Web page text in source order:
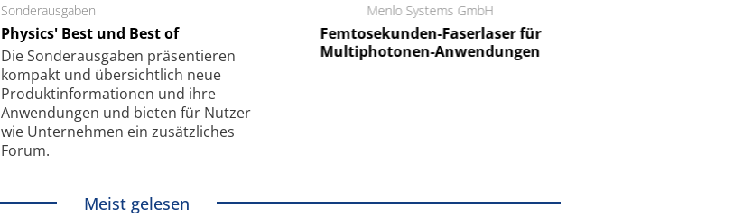
Sonderausgaben
Physics' Best und Best of
Die Sonder­ausgaben präsentieren
kompakt und übersichtlich neue
Produkt­informationen und ihre
Anwendungen und bieten für Nutzer
wie Unternehmen ein zusätzliches
Forum.
Elektronenmikroskopie auf
kleinstem Raum
Menlo Systems GmbH
Femtosekunden-Faserlaser für
Multiphotonen-Anwendungen
Meist gelesen